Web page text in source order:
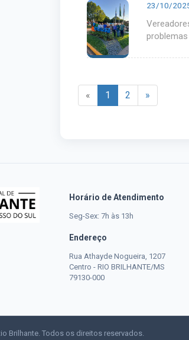
23/10/
« 1 2 »
Horário de Atendimento
Seg-Sex: 7h às 13h
Endereço
Rua Athayde Nogueira, 1207
Centro - RIO BRILHANTE/MS
79130-000
Brilhante. Todos os direitos reservados.